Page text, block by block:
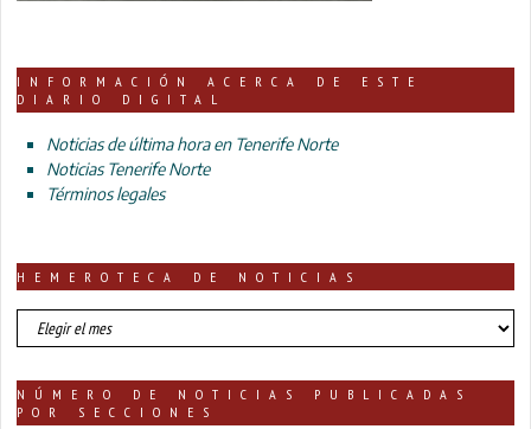
INFORMACIÓN ACERCA DE ESTE
DIARIO DIGITAL
Noticias de última hora en Tenerife Norte
Noticias Tenerife Norte
Términos legales
HEMEROTECA DE NOTICIAS
HEMEROTECA
DE
NÚMERO DE NOTICIAS PUBLICADAS
POR SECCIONES